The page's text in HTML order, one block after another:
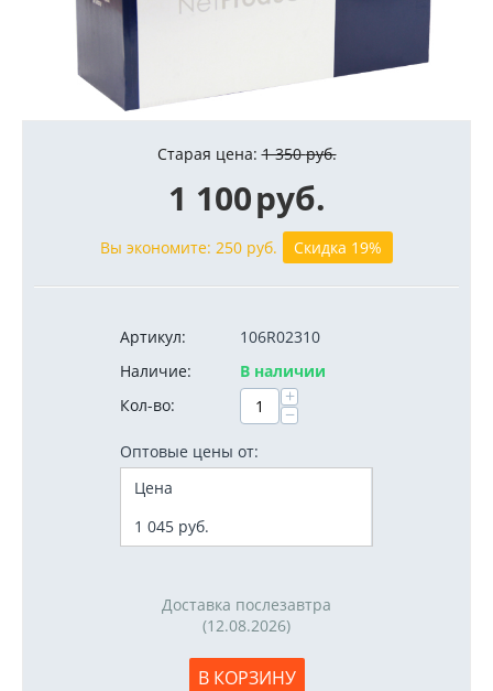
Старая цена: 1 350 руб.
1 100руб.
Вы экономите: 250 руб. Скидка 19%
Артикул:
106R02310
Наличие:
В наличии
Кол-во:
+
−
Оптовые цены от:
Цена
1 045 руб.
Доставка послезавтра
(12.08.2026)
В КОРЗИНУ